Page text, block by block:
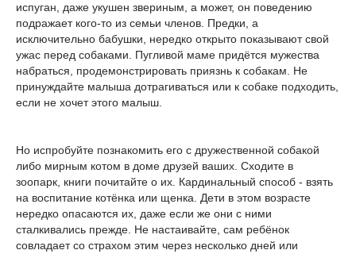
испуган, даже укушен звериным, а может, он поведению
подражает кого-то из семьи членов. Предки, а
исключительно бабушки, нередко открыто показывают свой
ужас перед собаками. Пугливой маме придётся мужества
набраться, продемонстрировать приязнь к собакам. Не
принуждайте малыша дотрагиваться или к собаке подходить,
если не хочет этого малыш.
Но испробуйте познакомить его с дружественной собакой
либо мирным котом в доме друзей ваших. Сходите в
зоопарк, книги почитайте о их. Кардинальный способ - взять
на воспитание котёнка или щенка. Дети в этом возрасте
нередко опасаются их, даже если же они с ними
сталкивались прежде. Не настаивайте, сам ребёнок
совладает со страхом этим через несколько дней или